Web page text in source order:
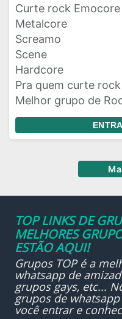
Curte rock Emocore
Metalcore
Screamo
Scene
Hardcore
Pra quem curte
Melhor grupo de
TOP LINKS DE
MELHORES
ESTÃO AQUI!
Grupos TOP é a
whatsapp de
grupos gays, etc...
grupos de
você entrar e